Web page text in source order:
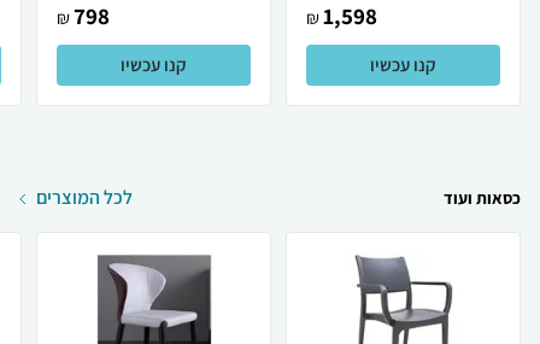
1,598
₪
קנו עכשיו
798
₪
קנו עכשיו
כסאות ועוד לכל המוצרים